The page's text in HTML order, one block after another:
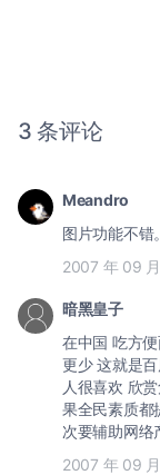
3 条评论
Meandro
图片功能不错
2007 年 09
暗黑皇子
在中国 吃方
更少 这就是
人很喜欢 欣
果全民素质都提高
次要辅助网络
2007 年 09